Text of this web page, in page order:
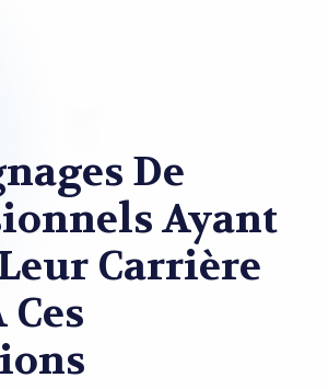
De
Ayant
Carrière
Ces